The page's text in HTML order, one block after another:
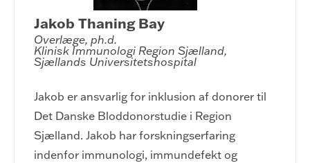
Jakob Thaning Bay
Overlæge, ph.d.
Klinisk Immunologi Region Sjælland,
Sjællands Universitetshospital
Jakob er ansvarlig for inklusion af donorer til
Det Danske Bloddonorstudie i Region
Sjælland. Jakob har forskningserfaring
indenfor immunologi, immundefekt og